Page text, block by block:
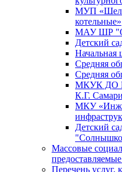
МУП
котельные»
МАУ ШР
Детский
Начальная
Средняя
Средняя
МКУК ДО
К.Г.
МКУ
Детский
Массовые
Перечень услуг,